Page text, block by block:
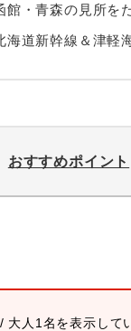
館・青森の見所を
海道新幹線＆津軽
おすすめポイント
大人1名を表示して